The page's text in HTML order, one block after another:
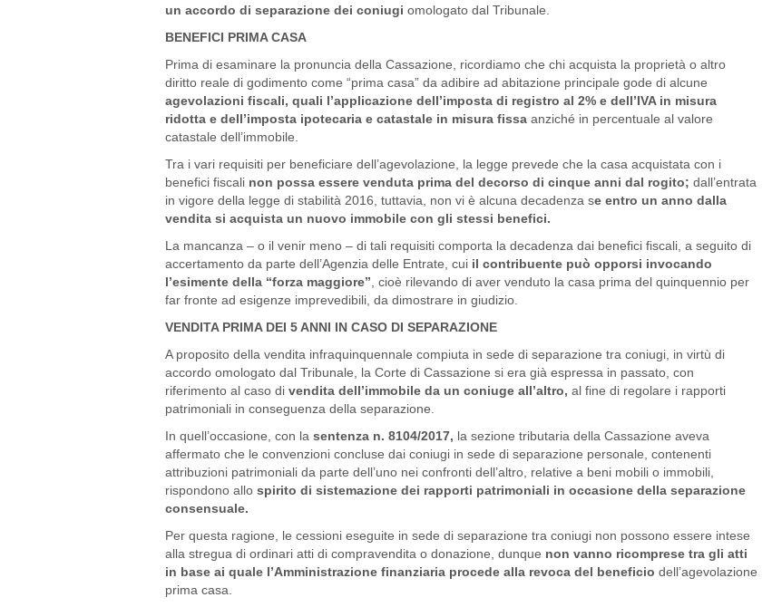
un accordo di separazione dei coniugi omologato dal Tribunale.
BENEFICI PRIMA CASA
Prima di esaminare la pronuncia della Cassazione, ricordiamo che chi acquista la proprietà o altro
diritto reale di godimento come “prima casa” da adibire ad abitazione principale gode di alcune
agevolazioni fiscali, quali l’applicazione dell’imposta di registro al 2% e dell’IVA in misura
ridotta e dell’imposta ipotecaria e catastale in misura fissa anziché in percentuale al valore
catastale dell’immobile.
Tra i vari requisiti per beneficiare dell’agevolazione, la legge prevede che la casa acquistata con i
benefici fiscali non possa essere venduta prima del decorso di cinque anni dal rogito; dall’entrata
in vigore della legge di stabilità 2016, tuttavia, non vi è alcuna decadenza se entro un anno dalla
vendita si acquista un nuovo immobile con gli stessi benefici.
La mancanza – o il venir meno – di tali requisiti comporta la decadenza dai benefici fiscali, a seguito di
accertamento da parte dell’Agenzia delle Entrate, cui il contribuente può opporsi invocando
l’esimente della “forza maggiore” , cioè rilevando di aver venduto la casa prima del quinquennio per
far fronte ad esigenze imprevedibili, da dimostrare in giudizio.
VENDITA PRIMA DEI 5 ANNI IN CASO DI SEPARAZIONE
A proposito della vendita infraquinquennale compiuta in sede di separazione tra coniugi, in virtù di
accordo omologato dal Tribunale, la Corte di Cassazione si era già espressa in passato, con
riferimento al caso di vendita dell’immobile da un coniuge all’altro, al fine di regolare i rapporti
patrimoniali in conseguenza della separazione.
In quell’occasione, con la sentenza n. 8104/2017, la sezione tributaria della Cassazione aveva
affermato che le convenzioni concluse dai coniugi in sede di separazione personale, contenenti
attribuzioni patrimoniali da parte dell’uno nei confronti dell’altro, relative a beni mobili o immobili,
rispondono allo spirito di sistemazione dei rapporti patrimoniali in occasione della separazione
consensuale.
Per questa ragione, le cessioni eseguite in sede di separazione tra coniugi non possono essere intese
alla stregua di ordinari atti di compravendita o donazione, dunque non vanno ricomprese tra gli atti
in base ai quale l’Amministrazione finanziaria procede alla revoca del beneficio dell’agevolazione
prima casa.